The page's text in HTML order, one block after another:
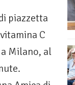
piazzetta
C
Milano, al